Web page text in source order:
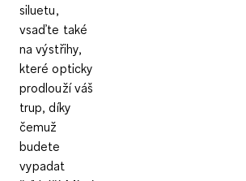
siluetu,
vsaďte také
na výstřihy,
které opticky
prodlouží váš
trup, díky
čemuž
budete
vypadat